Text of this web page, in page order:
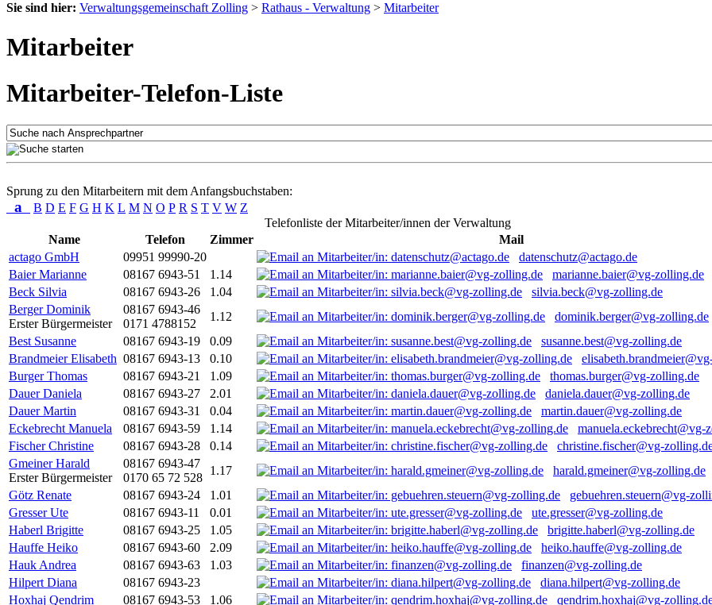
Sie sind hier: Verwaltungsgemeinschaft Zolling > Rathaus - Verwaltung > Mitarbeiter
Mitarbeiter
Mitarbeiter-Telefon-Liste
Sprung zu den Mitarbeitern mit dem Anfangsbuchstaben:
a B D E F G H K L M N O P R S T V W Z
Telefonliste der Mitarbeiter/innen der Verwaltung
Name
Telefon Zimmer
Mail
actago GmbH
09951 99990-20
datenschutz@actago.de
Baier Marianne
08167 6943-51 1.14
marianne.baier@vg-zolling.de
Beck Silvia
08167 6943-26 1.04
silvia.beck@vg-zolling.de
Berger Dominik
Erster Bürgermeister
08167 6943-46
0171 4788152
1.12
dominik.berger@vg-zolling.de
Best Susanne
08167 6943-19 0.09
susanne.best@vg-zolling.de
Brandmeier Elisabeth 08167 6943-13 0.10
Burger Thomas
08167 6943-21 1.09
thomas.burger@vg-zolling.de
Dauer Daniela
08167 6943-27 2.01
daniela.dauer@vg-zolling.de
Dauer Martin
08167 6943-31 0.04
martin.dauer@vg-zolling.de
Eckebrecht Manuela
08167 6943-59 1.14
manuela.eckebrecht@vg-
Fischer Christine
08167 6943-28 0.14
christine.fischer@vg-
Gmeiner Harald
Erster Bürgermeister
08167 6943-47
0170 65 72 528
1.17
harald.gmeiner@vg-zolling.de
Götz Renate
08167 6943-24 1.01
gebuehren.steuern@vg-
Gresser Ute
08167 6943-11 0.01
ute.gresser@vg-zolling.de
Haberl Brigitte
08167 6943-25 1.05
brigitte.haberl@vg-zolling.de
Hauffe Heiko
08167 6943-60 2.09
heiko.hauffe@vg-zolling.de
Hauk Andrea
08167 6943-63 1.03
finanzen@vg-zolling.de
Hilpert Diana
08167 6943-23
diana.hilpert@vg-zolling.de
Hoxhaj Qendrim
08167 6943-53 1.06
qendrim.hoxhaj@vg-